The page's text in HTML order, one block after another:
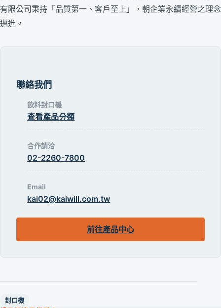
有限公司秉持「品質第一、客戶至上」，朝企業永續經營之理念
邁進。
聯絡我們
飲料封口機
查看產品分類
合作請洽
02-2260-7800
Email
kai02@kaiwill.com.tw
前往產品中心
封口機